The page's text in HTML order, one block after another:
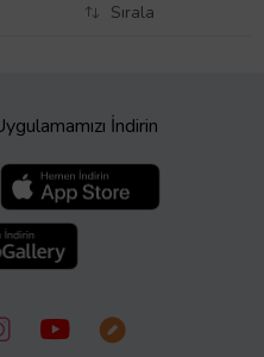
Sırala
İndirin